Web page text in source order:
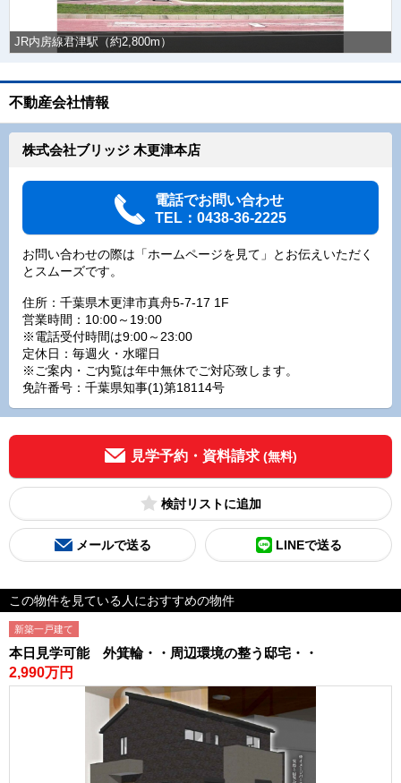
JR内房線君津駅（約2,800m）
不動産会社情報
株式会社ブリッジ 木更津本店
電話でお問い合わせ
TEL：0438-36-2225
お問い合わせの際は「ホームページを見て」とお伝えいただく
とスムーズです。
住所：千葉県木更津市真舟5-7-17 1F
営業時間：10:00～19:00
※電話受付時間は9:00～23:00
定休日：毎週火・水曜日
※ご案内・ご内覧は年中無休でご対応致します。
免許番号：千葉県知事(1)第18114号
見学予約・資料請求 (無料)
検討リスト
メールで送る LINEで送る
この物件を見ている人におすすめの物件
新築一戸建て
本日見学可能 外箕輪・・周辺環境の整う邸宅・・
2,990万円